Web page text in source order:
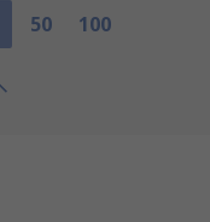
50 100